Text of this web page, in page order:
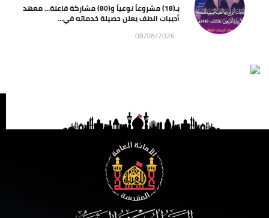
بـ(18) مشروعاً نوعياً و(80) مشاركة فاعلة… معهد
أديبات الطف يعلن حصيلة خدماته في...
08/08/2026